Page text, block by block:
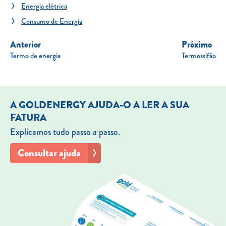
Energia elétrica
Consumo de Energia
Anterior
Termo de energia
Próximo
Termossifão
A GOLDENERGY AJUDA-O A LER A SUA
FATURA
Explicamos tudo passo a passo.
Consultar ajuda